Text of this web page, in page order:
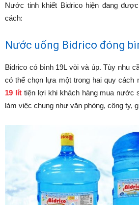
Nước tinh khiết Bidrico hiện đang
cách:
Nước uống Bidrico đóng
Bidrico có bình 19L vòi và úp. Tùy nhu
có thể chọn lựa một trong hai quy cách
19 líttiện lợi khi khách hàng mua nước
làm việc chung như văn phòng, công ty,